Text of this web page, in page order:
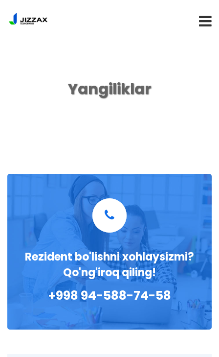
KONTAKTLAR
Yangiliklar
Rezident bo'lishni xohlaysizmi?
Qo'ng'iroq qiling!
+998 94-588-74-58